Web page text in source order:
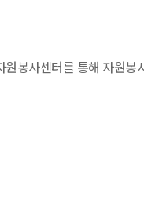
봉사센터를 통해 자원봉